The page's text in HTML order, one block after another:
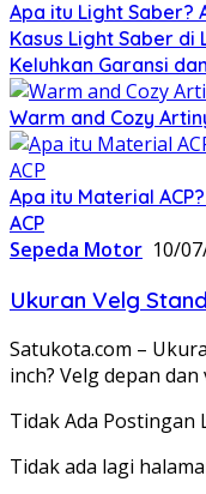
Apa itu Light Saber?
Kasus Light Saber di
Keluhkan Garansi
Warm and Cozy
Apa itu Material
ACP
Sepeda Motor 10/
Ukuran Velg
Satukota.com –
inch? Velg depan
Tidak Ada Postingan
Tidak ada lagi